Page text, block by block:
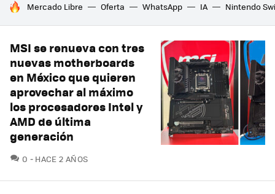
HOY SE HABLA DE
Mercado Libre Oferta WhatsApp IA Nintendo
MSI se renueva con tres
nuevas motherboards
en México que quieren
aprovechar al máximo
los procesadores Intel y
AMD de última
generación
0 COMENTARIOS
HACE 2 AÑOS